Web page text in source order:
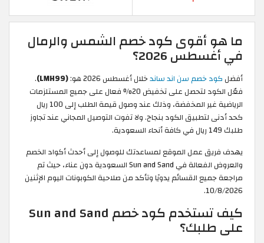
ما هو أقوى كود خصم الشمس والرمال
في أغسطس 2026؟
أفضل كود خصم سن اند ساندخلال أغسطس 2026 هو: (LMH99)
.
فعّل الكود لتحصل على تخفيض 20% فعال على جميع المستلزمات
الرياضية غير المخفضة، وذلك عند وصول قيمة الطلب إلى 100 ريال
كحد أدنى لتطبيق الكود بنجاح. ولا تفوت التوصيل المجاني عند تجاوز
طلبك 149 ريال في كافة أنحاء السعودية.
يهدف فريق عمل الموقع لمساعدتك للوصول إلى أحدث أكواد الخصم
والعروض الفعالة في Sun and Sand السعودية دون عناء، حيث تم
مراجعة جميع القسائم يدويًا وتأكد من صلاحية الكوبونات اليوم الإثنين
10/8/2026.
كيف تستخدم كود خصم Sun and Sand
على طلبك؟